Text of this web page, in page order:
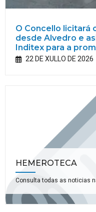
O Concello licitará
desde Alvedro e
Inditex para a
22 DE XULLO DE 2026
HEMEROTECA
Consulta todas as noticias